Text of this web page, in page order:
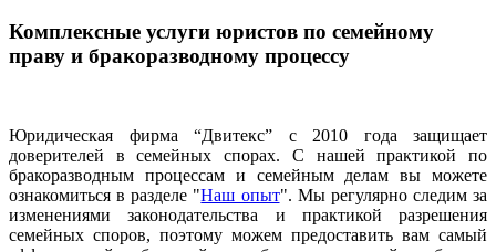
Комплексные услуги юристов по семейному
праву и бракоразводному процессу
Юридическая фирма “Двитекс” с 2010 года защищает
доверителей в семейных спорах. С нашей практикой по
бракоразводным процессам и семейным делам вы можете
ознакомиться в разделе "Наш опыт". Мы регулярно следим за
изменениями законодательства и практикой разрешения
семейных споров, поэтому можем предоставить вам самый